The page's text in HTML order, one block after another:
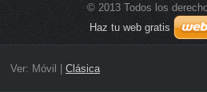
© 2013 Todos los
Haz tu web gratis
Ver: Móvil Clásica